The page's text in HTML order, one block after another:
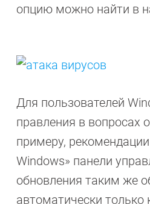
опцию можно найти в
Для пользователей
правления в вопросах
примеру,
Windows» панели
обновления таким же
автоматически